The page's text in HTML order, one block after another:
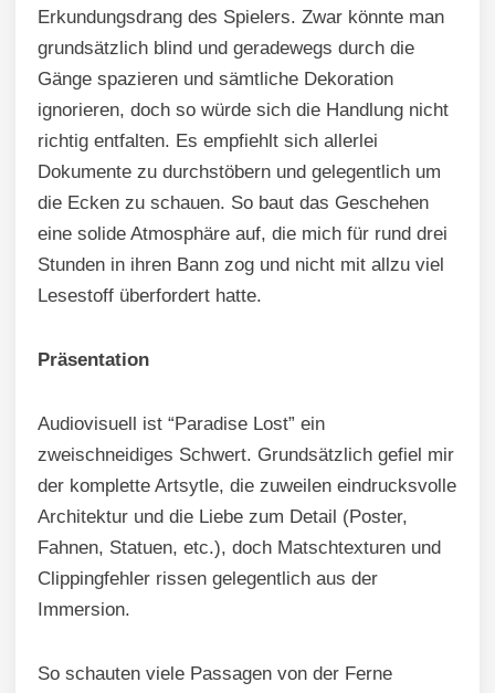
Erkundungsdrang des Spielers. Zwar könnte man
grundsätzlich blind und geradewegs durch die
Gänge spazieren und sämtliche Dekoration
ignorieren, doch so würde sich die Handlung nicht
richtig entfalten. Es empfiehlt sich allerlei
Dokumente zu durchstöbern und gelegentlich um
die Ecken zu schauen. So baut das Geschehen
eine solide Atmosphäre auf, die mich für rund drei
Stunden in ihren Bann zog und nicht mit allzu viel
Lesestoff überfordert hatte.
Präsentation
Audiovisuell ist “Paradise Lost” ein
zweischneidiges Schwert. Grundsätzlich gefiel mir
der komplette Artsytle, die zuweilen eindrucksvolle
Architektur und die Liebe zum Detail (Poster,
Fahnen, Statuen, etc.), doch Matschtexturen und
Clippingfehler rissen gelegentlich aus der
Immersion.
So schauten viele Passagen von der Ferne